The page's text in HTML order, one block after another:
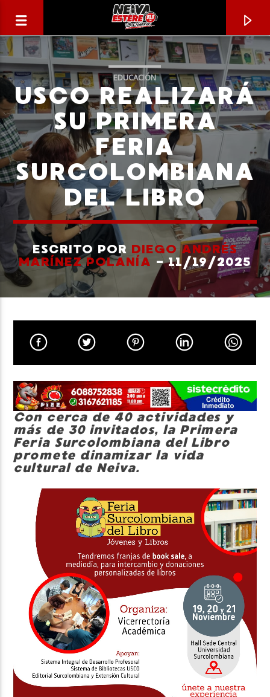
CANCIÓN ACTUAL
TÍTULO
ARTISTA
Neiva Estereo
EDUCACIÓN
USCO REALIZARÁ
SU PRIMERA
FERIA
SURCOLOMBIANA
DEL LIBRO
ESCRITO POR DIEGO ANDRÉS
MARÍNEZ POLANÍA - 11/19/2025
Con cerca de 40 actividades y
más de 30 invitados, la Primera
Feria Surcolombiana del Libro
promete dinamizar la vida
cultural de Neiva.